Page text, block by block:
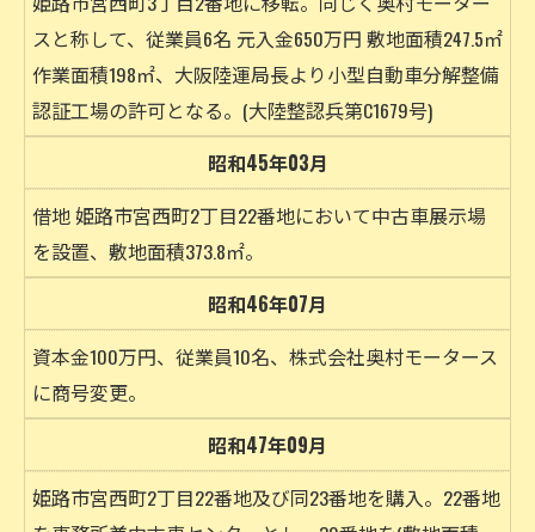
スと称して、従業員6名 元入金650万円 敷地面積247.5㎡
作業面積198㎡、大阪陸運局長より小型自動車分解整備
認証工場の許可となる。(大陸整認兵第C1679号)
昭和45年03月
借地 姫路市宮西町2丁目22番地において中古車展示場
を設置、敷地面積373.8㎡。
昭和46年07月
資本金100万円、従業員10名、株式会社奥村モータース
に商号変更。
昭和47年09月
姫路市宮西町2丁目22番地及び同23番地を購入。22番地